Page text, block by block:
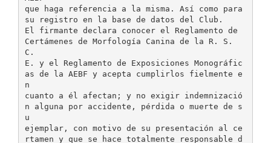
que haga referencia a la misma. Así como para
su registro en la base de datos del Club.
El firmante declara conocer el Reglamento de
Certámenes de Morfología Canina de la R. S.
C.
E. y el Reglamento de Exposiciones Monográfic
as de la AEBF y acepta cumplirlos fielmente e
n
cuanto a él afectan; y no exigir indemnizació
n alguna por accidente, pérdida o muerte de s
u
ejemplar, con motivo de su presentación al ce
rtamen y que se hace totalmente responsable d